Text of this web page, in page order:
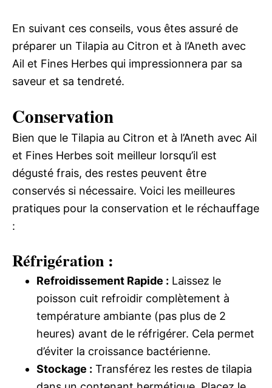
En suivant ces conseils, vous êtes assuré de
préparer un Tilapia au Citron et à l’Aneth avec
Ail et Fines Herbes qui impressionnera par sa
saveur et sa tendreté.
Conservation
Bien que le Tilapia au Citron et à l’Aneth avec Ail
et Fines Herbes soit meilleur lorsqu’il est
dégusté frais, des restes peuvent être
conservés si nécessaire. Voici les meilleures
pratiques pour la conservation et le réchauffage
:
Réfrigération :
Refroidissement Rapide : Laissez le
poisson cuit refroidir complètement à
température ambiante (pas plus de 2
heures) avant de le réfrigérer. Cela permet
d’éviter la croissance bactérienne.
Stockage : Transférez les restes de tilapia